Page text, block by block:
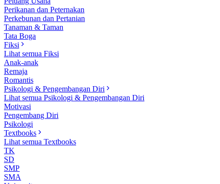
Perikanan dan Peternakan
Perkebunan dan Pertanian
Tanaman & Taman
Tata Boga
Fiksi
Lihat semua Fiksi
Anak-anak
Remaja
Romantis
Psikologi & Pengembangan Diri
Lihat semua Psikologi & Pengembangan Diri
Motivasi
Pengembang Diri
Psikologi
Textbooks
Lihat semua Textbooks
TK
SD
SMP
SMA